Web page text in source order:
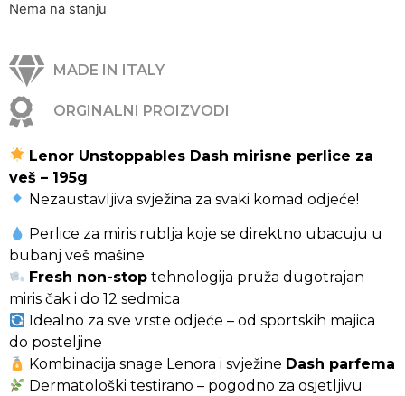
Nema na stanju
MADE IN ITALY
ORGINALNI PROIZVODI
Lenor Unstoppables Dash mirisne perlice za
veš – 195g
Nezaustavljiva svježina za svaki komad odjeće!
Perlice za miris rublja koje se direktno ubacuju u
bubanj veš mašine
Fresh non-stop tehnologija pruža dugotrajan
miris čak i do 12 sedmica
Idealno za sve vrste odjeće – od sportskih majica
do posteljine
Kombinacija snage Lenora i svježine Dash parfema
Dermatološki testirano – pogodno za osjetljivu